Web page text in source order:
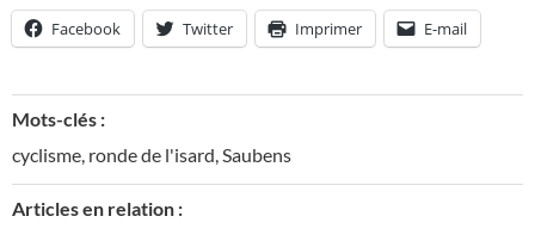
Facebook Twitter Imprimer E-mail
Mots-clés :
cyclisme, ronde de l'isard,Saubens
Articles en relation :